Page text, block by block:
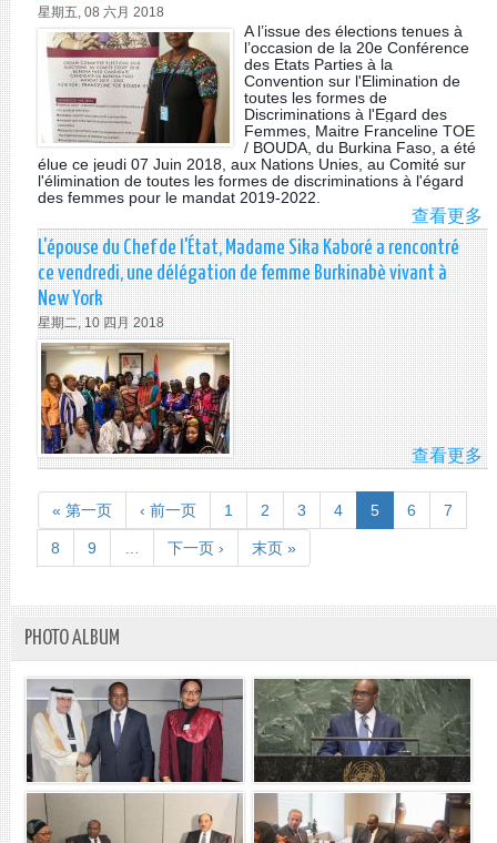
星期五, 08 六月 2018
A l’issue des élections tenues à
l’occasion de la 20e Conférence
des Etats Parties à la
Convention sur l'Elimination de
toutes les formes de
Discriminations à l'Egard des
Femmes, Maitre Franceline TOE
/ BOUDA, du Burkina Faso, a été
élue ce jeudi 07 Juin 2018, aux Nations Unies, au Comité sur
l'élimination de toutes les formes de discriminations à l'égard
des femmes pour le mandat 2019-2022.
查看更多
L'épouse du Chef de l'État, Madame Sika Kaboré a rencontré
ce vendredi, une délégation de femme Burkinabè vivant à
New York
星期二, 10 四月 2018
查看更多
« 第一页 ‹ 前一页 1 2 3 4 5 6 7
8 9 下一页 › 末页 »
PHOTO ALBUM